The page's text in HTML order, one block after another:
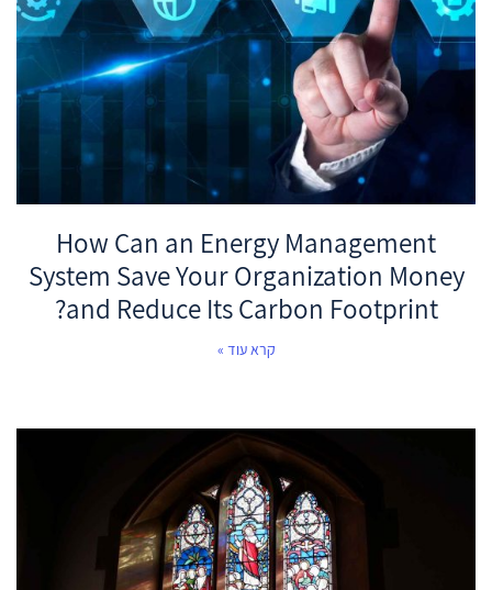
How Can an Energy Management
System Save Your Organization Money
and Reduce Its Carbon Footprint?
קרא עוד »